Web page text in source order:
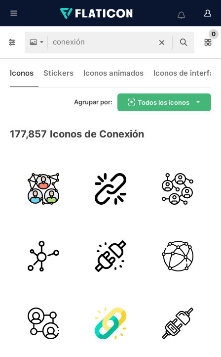
0
Iconos Stickers Iconos animados Iconos de interfaz
Agrupar por: Todos los iconos
177,857 Iconos de Conexión